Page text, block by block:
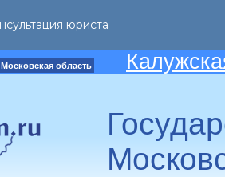
Московская область